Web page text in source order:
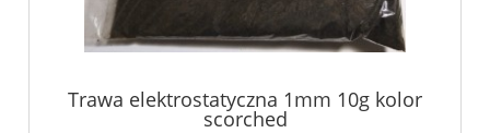
Trawa elektrostatyczna 1mm 10g kolor
scorched